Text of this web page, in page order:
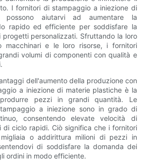
I fornitori di stampaggio a iniezione di
possono aiutarvi ad aumentare la
rapido ed efficiente per soddisfare la
personalizzati. Sfruttando la loro
macchinari e le loro risorse, i fornitori
volumi di componenti con qualità e
dell'aumento della produzione con
a iniezione di materie plastiche è la
pezzi in grandi quantità. Le
a iniezione sono in grado di
consentendo elevate velocità di
di ciclo rapidi. Ciò significa che i fornitori
o addirittura milioni di pezzi in
di soddisfare la domanda dei
ordini in modo efficiente.